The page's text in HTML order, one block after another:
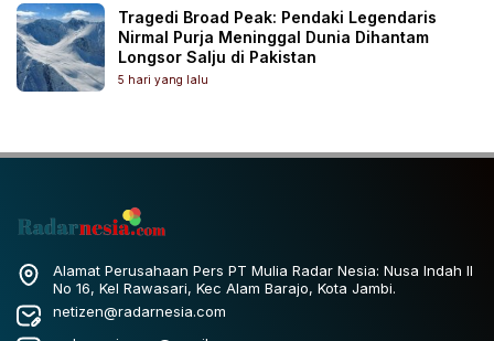
Tragedi Broad Peak: Pendaki Legendaris
Nirmal Purja Meninggal Dunia Dihantam
Longsor Salju di Pakistan
5 hari yang lalu
Alamat Perusahaan Pers PT Mulia Radar Nesia: Nusa Indah II
No 16, Kel Rawasari, Kec Alam Barajo, Kota Jambi.
netizen@radarnesia.com